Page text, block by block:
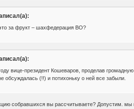
за фрукт – шахфедерация ВО?
вице-президент Кошеваров, проделав
обсуждалась (!!) и потихоньку о ней все забыли.
собравшихся вы рассчитываете? Допустим.